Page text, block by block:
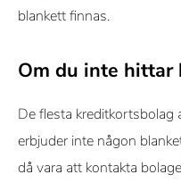
blankett finnas.
Om du inte hittar
De flesta kreditkortsbolag
erbjuder inte någon
då vara att kontakta